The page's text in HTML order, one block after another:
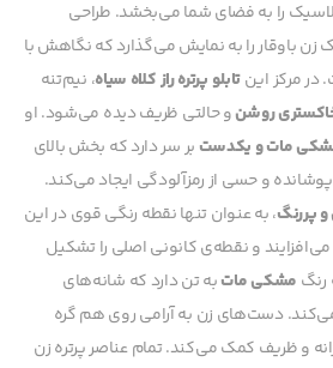
را به فضای شما می‌بخشد. طراحی
زن باوقار را به نمایش می‌گذارد که نگاهش با
مرکز اینتابلو پرتره راز کلاه سیاه، نیم‌تنه
روشنو حالتی ظریف دیده می‌شود. او
مات و یکدست بر سر دارد که بخش بالای
و حسی از رمزآلودگی ایجاد می‌کند.
پررنگ، به عنوان تنها نقطه رنگی قوی در این
می‌افزایند و نقطه‌ی کانونی اصلی را تشکیل
رنگ مشکی ماتبه تن دارد که شانه‌های
می‌کند. دست‌های زن به آرامی روی هم گره
و ظریف کمک می‌کند. تمام عناصر پرتره زن